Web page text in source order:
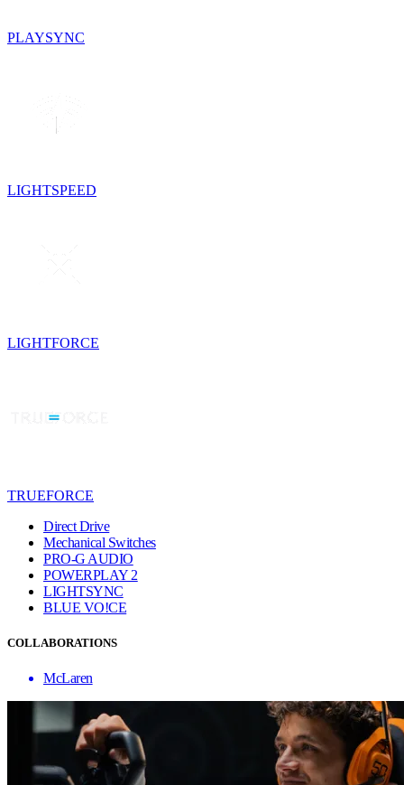
PLAYSYNC
LIGHTSPEED
LIGHTFORCE
TRUEFORCE
Direct Drive
Mechanical Switches
PRO-G AUDIO
POWERPLAY 2
LIGHTSYNC
BLUE VO!CE
COLLABORATIONS
McLaren